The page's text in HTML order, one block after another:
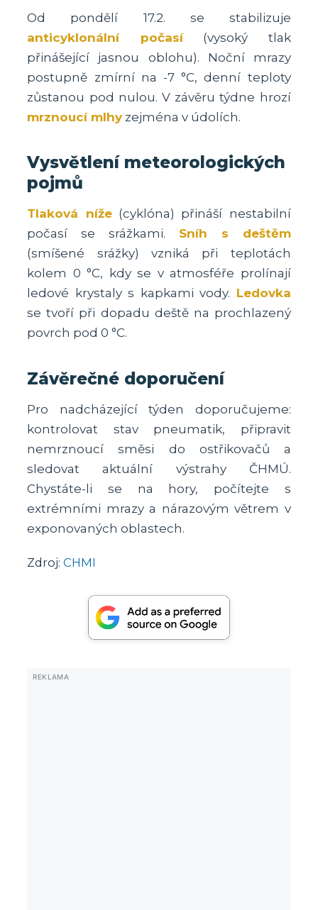
Od pondělí 17.2. se stabilizuje
anticyklonální počasí(vysoký tlak
přinášející jasnou oblohu). Noční mrazy
postupně zmírní na -7 °C, denní teploty
zůstanou pod nulou. V závěru týdne hrozí
mrznoucí mlhy zejména v údolích.
Vysvětlení meteorologických
pojmů
Tlaková níže(cyklóna) přináší nestabilní
počasí se srážkami. Sníh s deštěm
(smíšené srážky) vzniká při teplotách
kolem 0 °C, kdy se v atmosféře prolínají
ledové krystaly s kapkami vody. Ledovka
se tvoří při dopadu deště na prochlazený
povrch pod 0 °C.
Závěrečné doporučení
Pro nadcházející týden doporučujeme:
kontrolovat stav pneumatik, připravit
nemrznoucí směsi do ostřikovačů a
sledovat aktuální výstrahy ČHMÚ.
Chystáte-li se na hory, počítejte s
extrémními mrazy a nárazovým větrem v
exponovaných oblastech.
Zdroj:CHMI